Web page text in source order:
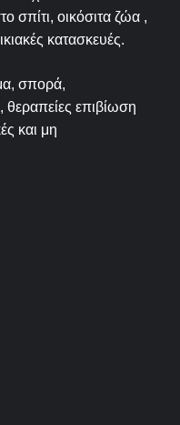
σπίτι, οικόσιτα ζώα ,
κατασκευές.
σπορά,
επιβίωση
και μη